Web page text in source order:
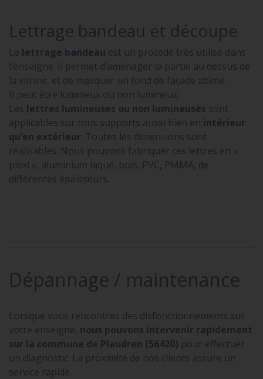
Lettrage bandeau et découpe
Le lettrage bandeau est un procédé très utilisé dans
l’enseigne. Il permet d’aménager la partie au dessus de
la vitrine, et de masquer un fond de façade abimé.
Il peut être lumineux ou non lumineux.
Les lettres lumineuses ou non lumineuses sont
applicables sur tous supports aussi bien en intérieur
qu’en extérieur. Toutes les dimensions sont
réalisables. Nous pouvons fabriquer ces lettres en «
plexi », aluminium laqué, bois, PVC, PMMA, de
différentes épaisseurs.
Dépannage / maintenance
Lorsque vous rencontrez des disfonctionnements sur
votre enseigne, nous pouvons intervenir rapidement
sur la commune de Plaudren (56420) pour effectuer
un diagnostic. La proximité de nos clients assure un
service rapide.